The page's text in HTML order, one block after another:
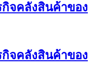
กิจคลังสินค้าของ
กิจคลังสินค้าของ